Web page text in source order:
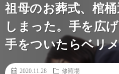
祖母のお葬式、棺
しまった。手を広
手をついたらベリ
2020.11.28
修羅場